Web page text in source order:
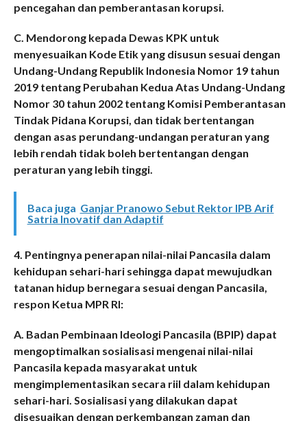
pencegahan dan pemberantasan korupsi.
C. Mendorong kepada Dewas KPK untuk
menyesuaikan Kode Etik yang disusun sesuai dengan
Undang-Undang Republik Indonesia Nomor 19 tahun
2019 tentang Perubahan Kedua Atas Undang-Undang
Nomor 30 tahun 2002 tentang Komisi Pemberantasan
Tindak Pidana Korupsi, dan tidak bertentangan
dengan asas perundang-undangan peraturan yang
lebih rendah tidak boleh bertentangan dengan
peraturan yang lebih tinggi.
Baca juga Ganjar Pranowo Sebut Rektor IPB Arif
Satria Inovatif dan Adaptif
4. Pentingnya penerapan nilai-nilai Pancasila dalam
kehidupan sehari-hari sehingga dapat mewujudkan
tatanan hidup bernegara sesuai dengan Pancasila,
respon Ketua MPR RI:
A. Badan Pembinaan Ideologi Pancasila (BPIP) dapat
mengoptimalkan sosialisasi mengenai nilai-nilai
Pancasila kepada masyarakat untuk
mengimplementasikan secara riil dalam kehidupan
sehari-hari. Sosialisasi yang dilakukan dapat
disesuaikan dengan perkembangan zaman dan